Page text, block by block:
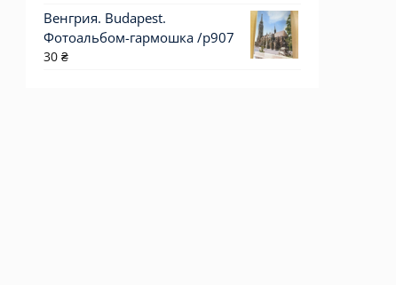
Венгрия. Budapest.
Фотоальбом-гармошка /р907
30 ₴